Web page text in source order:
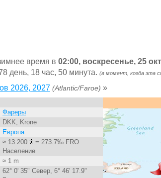
время в 02:00, воскресенье, 25
день, 18 час, 50 минута. (в момент, когда эта
2026, 2027 (Atlantic/Faroe) »
Фареры
DKK, Krone
Европа
≈ 13 200
= 273.7‰ FRO
Население
≈ 1 m
62° 0' 35" Север, 6° 46' 17.9"